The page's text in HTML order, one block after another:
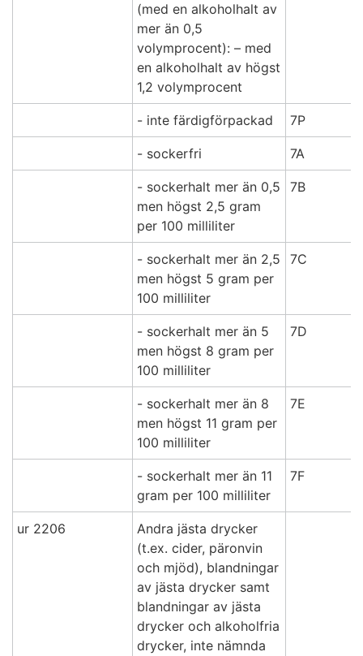
(med en alkoholhalt av
mer än 0,5
volymprocent): – med
en alkoholhalt av högst
1,2 volymprocent
- inte färdigförpackad 7P
- sockerfri 7A
- sockerhalt mer än 0,5
men högst 2,5 gram
per 100 milliliter
7B
- sockerhalt mer än 2,5
men högst 5 gram per
100 milliliter
7C
- sockerhalt mer än 5
men högst 8 gram per
100 milliliter
7D
- sockerhalt mer än 8
men högst 11 gram per
100 milliliter
7E
- sockerhalt mer än 11
gram per 100 milliliter
7F
ur 2206
Andra jästa drycker
(t.ex. cider, päronvin
och mjöd), blandningar
av jästa drycker samt
blandningar av jästa
drycker och alkoholfria
drycker, inte nämnda